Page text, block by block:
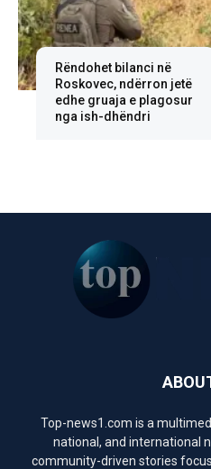
Rëndohet bilanci në
Roskovec, ndërron jetë
edhe gruaja e plagosur
nga ish-dhëndri
Top-news1.com is a
national, and international
community-driven stories